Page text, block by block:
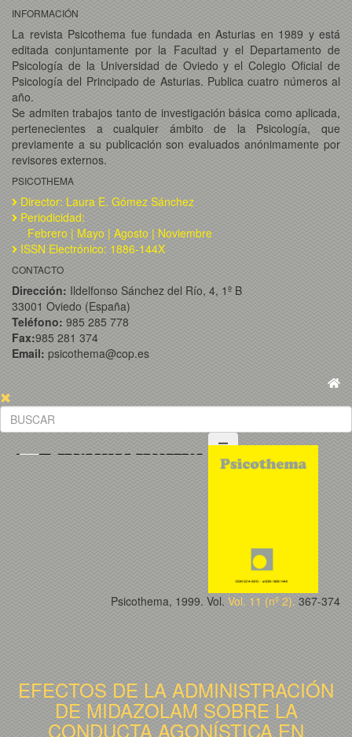
INFORMACIÓN
La revista Psicothema fue fundada en Asturias en 1989 y está
editada conjuntamente por la Facultad y el Departamento de
Psicología de la Universidad de Oviedo y el Colegio Oficial de
Psicología del Principado de Asturias. Publica cuatro números al
año.
Se admiten trabajos tanto de investigación básica como aplicada,
pertenecientes a cualquier ámbito de la Psicología, que
previamente a su publicación son evaluados anónimamente por
revisores externos.
PSICOTHEMA
Director: Laura E. Gómez Sánchez
Periodicidad:
Febrero | Mayo | Agosto | Noviembre
ISSN Electrónico: 1886-144X
CONTACTO
Dirección: Ildelfonso Sánchez del Río, 4, 1º B
33001 Oviedo (España)
Teléfono: 985 285 778
Fax:985 281 374
Email: psicothema@cop.es
Psicothema, 1999. Vol. Vol. 11 (nº 2). 367-374
EFECTOS DE LA ADMINISTRACIÓN
DE MIDAZOLAM SOBRE LA
CONDUCTA AGONÍSTICA EN